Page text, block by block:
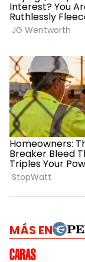
MÁS EN